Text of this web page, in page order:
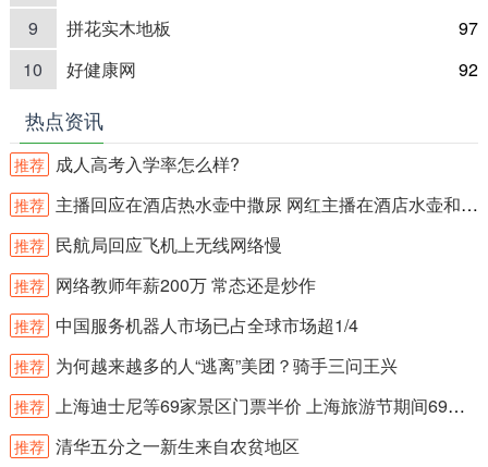
9
拼花实木地板
97
10
好健康网 92
热点资讯
推荐 成人高考入学率怎么样?
推荐 主播回应在酒店热水壶中撒尿 网红主播在酒店水壶和沐浴露内撒尿？
推荐 民航局回应飞机上无线网络慢
推荐 网络教师年薪200万 常态还是炒作
推荐 中国服务机器人市场已占全球市场超1/4
推荐 为何越来越多的人“逃离”美团？骑手三问王兴
推荐 上海迪士尼等69家景区门票半价 上海旅游节期间69家景区门票半价
推荐 清华五分之一新生来自农贫地区